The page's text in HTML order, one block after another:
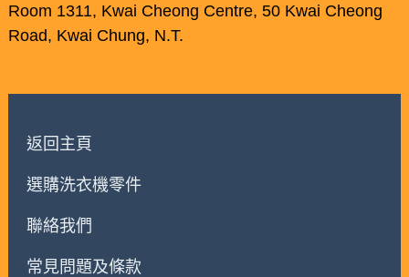
Room 1311, Kwai Cheong Centre, 50 Kwai Cheong
Road, Kwai Chung, N.T.
返回主頁
選購洗衣機零件
聯絡我們
常見問題及條款